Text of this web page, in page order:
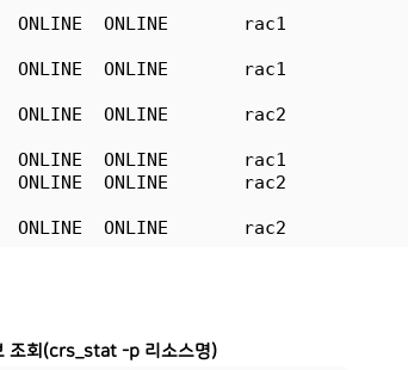
ONLINE       rac1
ONLINE       rac2
ONLINE
조회(crs_stat -p 리소스명)